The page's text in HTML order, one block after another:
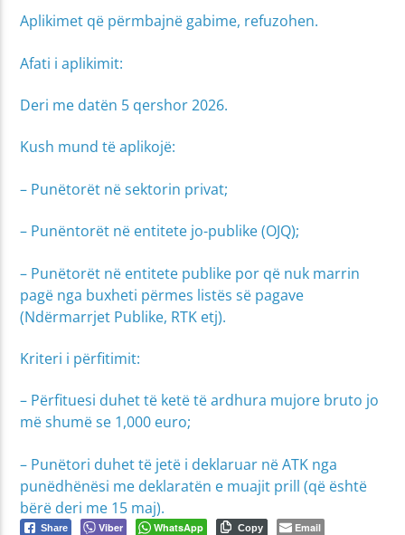
Aplikimet që përmbajnë gabime, refuzohen.
Afati i aplikimit:
Deri me datën 5 qershor 2026.
Kush mund të aplikojë:
– Punëtorët në sektorin privat;
– Punëntorët në entitete jo-publike (OJQ);
– Punëtorët në entitete publike por që nuk marrin
pagë nga buxheti përmes listës së pagave
(Ndërmarrjet Publike, RTK etj).
Kriteri i përfitimit:
– Përfituesi duhet të ketë të ardhura mujore bruto jo
më shumë se 1,000 euro;
– Punëtori duhet të jetë i deklaruar në ATK nga
punëdhënësi me deklaratën e muajit prill (që është
bërë deri me 15 maj).
Share Viber WhatsApp Copy Email